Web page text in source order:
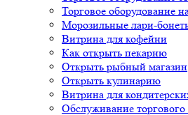
Торговое оборудование
Морозильные лари-
Витрина для кофейни
Как открыть пекарню
Открыть рыбный магазин
Открыть кулинарию
Витрина для
Обслуживание торгового